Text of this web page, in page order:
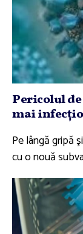
Pericolul
mai
Pe lângă gripă
cu o nouă